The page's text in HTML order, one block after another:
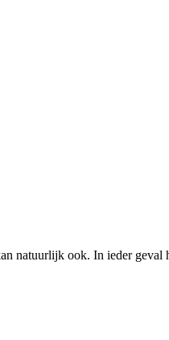
natuurlijk ook. In ieder